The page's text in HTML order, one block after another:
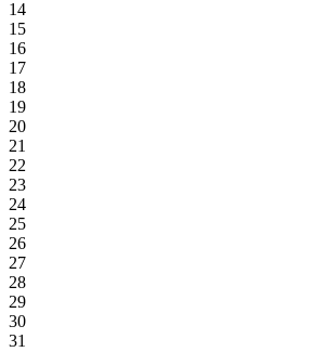
14
15
16
17
18
19
20
21
22
23
24
25
26
27
28
29
30
31